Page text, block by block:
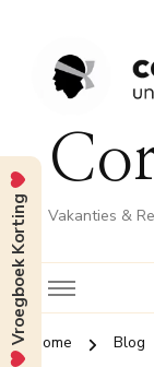
Vakanties &
Home Blog
Vroegboek Korting